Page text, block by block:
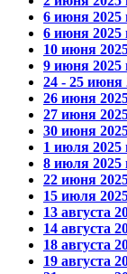
6 июня 2025
6 июня 2025
10 июня
9 июня 2025
24 - 25 июня
26 июня
27 июня
30 июня
1 июля 2025
8 июля 2025
22 июня
15 июля
13 августа
14 августа
18 августа
19 августа